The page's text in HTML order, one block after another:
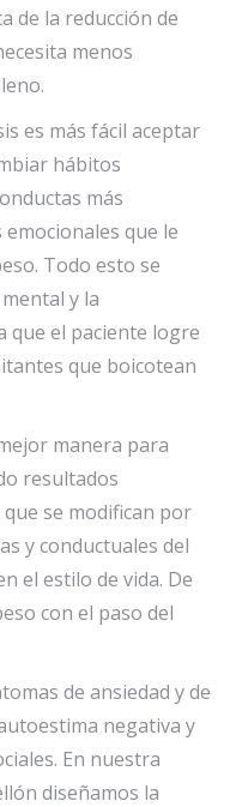
de la reducción de
menos
es más fácil aceptar
hábitos
más
que le
Todo esto se
y la
que el paciente logre
que boicotean
manera para
resultados
se modifican por
y conductuales del
el estilo de vida. De
con el paso del
de ansiedad y de
negativa y
En nuestra
diseñamos la